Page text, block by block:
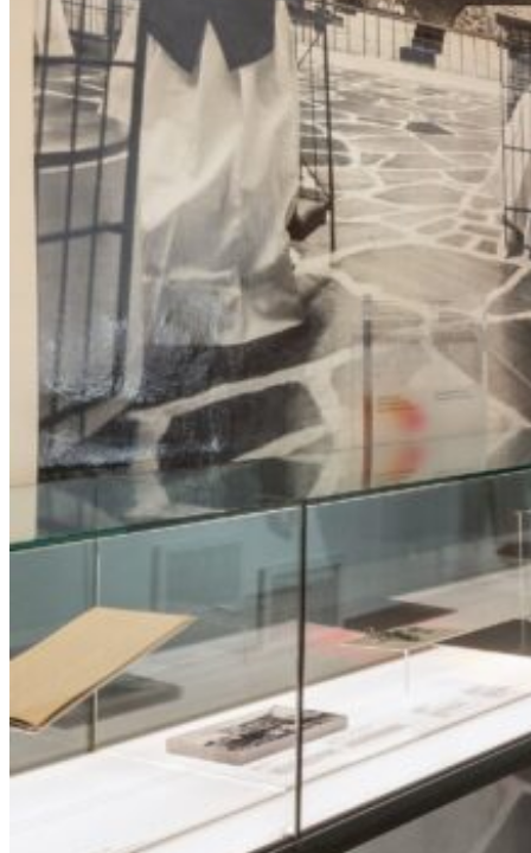
Le Monastère des Augustines offre depuis 2015 des activités
culturelles et de mieux-être dans un lieu non-confessionnel. Grâce à
son offre de services axée sur le patrimoine et la santé globale, cet
OBNL poursuit la tradition de soins des Augustines, une
communauté hospitalière arrivée au Québec en 1639.
Se ressourcer au cœur de l'histoire
77, rue des Remparts, Québec (Québec)
Canada G1R 0C3Ce lien s'ouvrira dans une nouvelle fenêtre
Ce lien s'ouvrira dans une nouvelle fenêtre